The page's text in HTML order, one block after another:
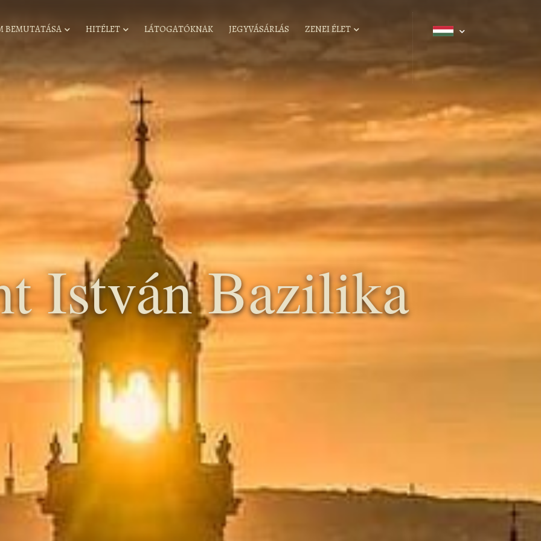
BEMUTATÁSA HITÉLET LÁTOGATÓKNAK JEGYVÁSÁRLÁS ZENEI ÉLET
István Bazilika